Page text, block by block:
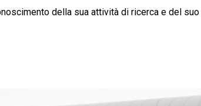
della sua attività di ricerca e del suo